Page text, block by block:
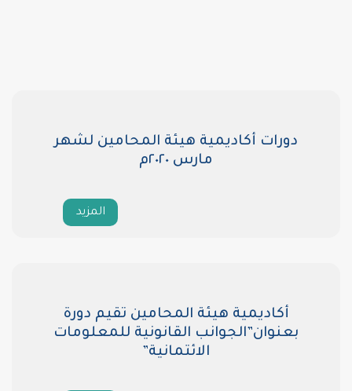
دورات أكاديمية هيئة المحامين لشهر
مارس ٢٠٢٠م
أكاديمية هيئة المحامين تقيم دورة
بعنوان”الجوانب القانونية للمعلومات
الائتمانية”